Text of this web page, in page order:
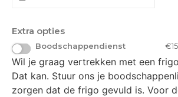
Extra opties
Boodschappendienst €
Wil je graag vertrekken met een
Dat kan. Stuur ons je
zorgen dat de frigo gevuld is. Voor